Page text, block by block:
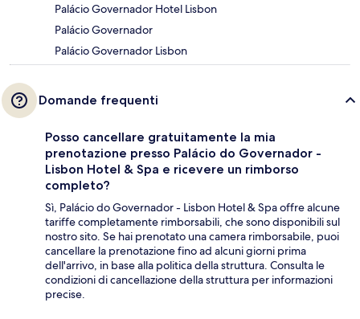
Palácio Governador Hotel Lisbon
Palácio Governador
Palácio Governador Lisbon
Domande frequenti
Posso cancellare gratuitamente la mia
prenotazione presso Palácio do Governador -
Lisbon Hotel & Spa e ricevere un rimborso
completo?
Sì, Palácio do Governador - Lisbon Hotel & Spa offre alcune
tariffe completamente rimborsabili, che sono disponibili sul
nostro sito. Se hai prenotato una camera rimborsabile, puoi
cancellare la prenotazione fino ad alcuni giorni prima
dell'arrivo, in base alla politica della struttura. Consulta le
condizioni di cancellazione della struttura per informazioni
precise.